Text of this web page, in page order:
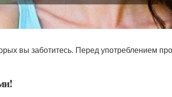
вы заботитесь. Перед употреблением